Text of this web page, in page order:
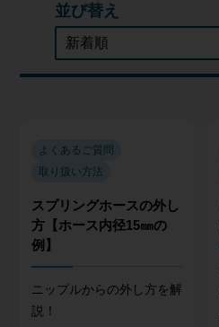
並び替え
よくあるご質問
取り扱い方法
スプリングホースの外し
方【ホース内径15㎜の
例】
ニップルからの外し方を解
説！